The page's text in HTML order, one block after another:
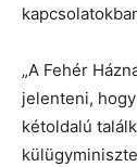
„A Fehér
jelenteni,
kétoldalú